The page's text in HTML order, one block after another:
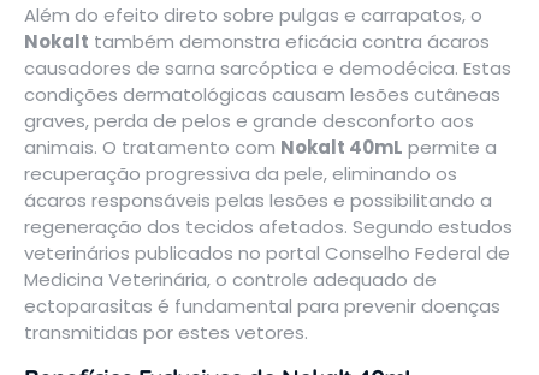
Além do efeito direto sobre pulgas e carrapatos, o
Nokalt também demonstra eficácia contra ácaros
causadores de sarna sarcóptica e demodécica. Estas
condições dermatológicas causam lesões cutâneas
graves, perda de pelos e grande desconforto aos
animais. O tratamento com Nokalt 40mL permite a
recuperação progressiva da pele, eliminando os
ácaros responsáveis pelas lesões e possibilitando a
regeneração dos tecidos afetados. Segundo estudos
veterinários publicados no portal Conselho Federal de
Medicina Veterinária, o controle adequado de
ectoparasitas é fundamental para prevenir doenças
transmitidas por estes vetores.